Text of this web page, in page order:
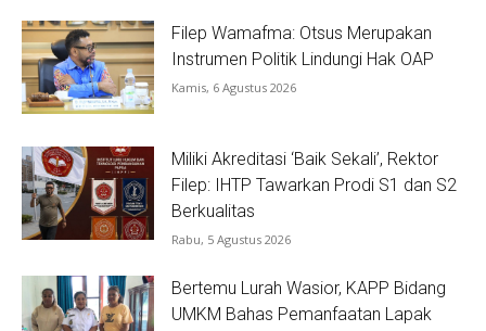
Filep Wamafma: Otsus Merupakan
Instrumen Politik Lindungi Hak OAP
Kamis, 6 Agustus 2026
Miliki Akreditasi ‘Baik Sekali’, Rektor
Filep: IHTP Tawarkan Prodi S1 dan S2
Berkualitas
Rabu, 5 Agustus 2026
Bertemu Lurah Wasior, KAPP Bidang
UMKM Bahas Pemanfaatan Lapak